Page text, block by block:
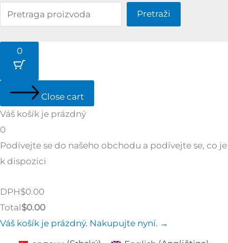
Pretraži
0
Close cart
Váš košík je prázdný
0
Podívejte se do našeho obchodu a podívejte se, co je
k dispozici
Tax
Amount:
DPH$0.00
Cart
Total:
Total$0.00
Váš košík je prázdný. Nakupujte nyní. →